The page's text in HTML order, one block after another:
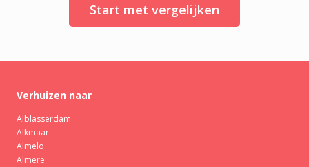
Start met vergelijken
Verhuizen naar
Alblasserdam
Alkmaar
Almelo
Almere